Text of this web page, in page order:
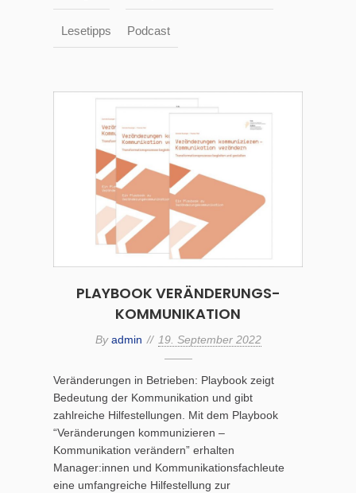
Lesetipps Podcast
PLAYBOOK VERÄNDERUNGS-
KOMMUNIKATION
Byadmin 19. September 2022
Veränderungen in Betrieben: Playbook zeigt
Bedeutung der Kommunikation und gibt
zahlreiche Hilfestellungen. Mit dem Playbook
“Veränderungen kommunizieren –
Kommunikation verändern” erhalten
Manager:innen und Kommunikationsfachleute
eine umfangreiche Hilfestellung zur